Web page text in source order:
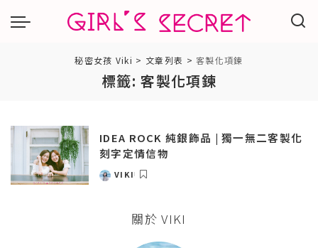
秘密女孩 Viki > 文章列表 >客製化項鍊
標籤:客製化項鍊
IDEA ROCK 純銀飾品 | 獨一無二客製化
刻字定情信物
POSTED
VIKI
關於 VIKI